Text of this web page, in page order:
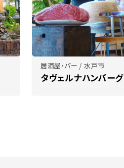
居酒屋・バー / 水戸市
タヴェルナハンバーグ